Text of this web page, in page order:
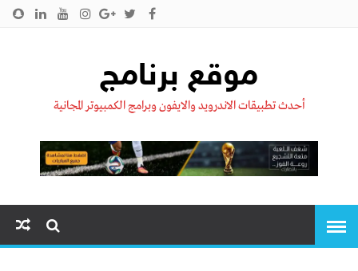
موقع برنامج
أحدث تطبيقات الاندرويد والايفون وبرامج الكمبيوتر المجانية